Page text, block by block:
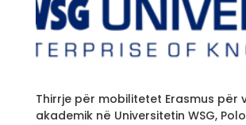
Thirrje për mobilitetet Erasmus për
akademik në Universitetin WSG,